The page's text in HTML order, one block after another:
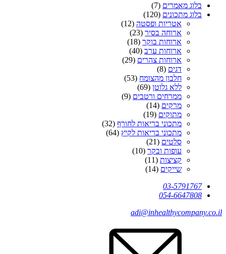
בלוג מאמרים (7)
בלוג מתכונים (120)
אטריות ופסטה (12)
ארוחה בסיר (23)
ארוחות בוקר (18)
ארוחות ערב (40)
ארוחות צהרים (29)
דגים (8)
חלבון מהצומח (53)
ללא גלוטן (69)
ממרחים ורטבים (9)
מרקים (14)
מתוקים (19)
מתכוני בריאות לחורף (32)
מתכוני בריאות לקיץ (64)
סלטים (21)
עופות ובקר (10)
קציצות (11)
שייקים (14)
03-5791767
054-6647808
adi@inhealthycompany.co.il